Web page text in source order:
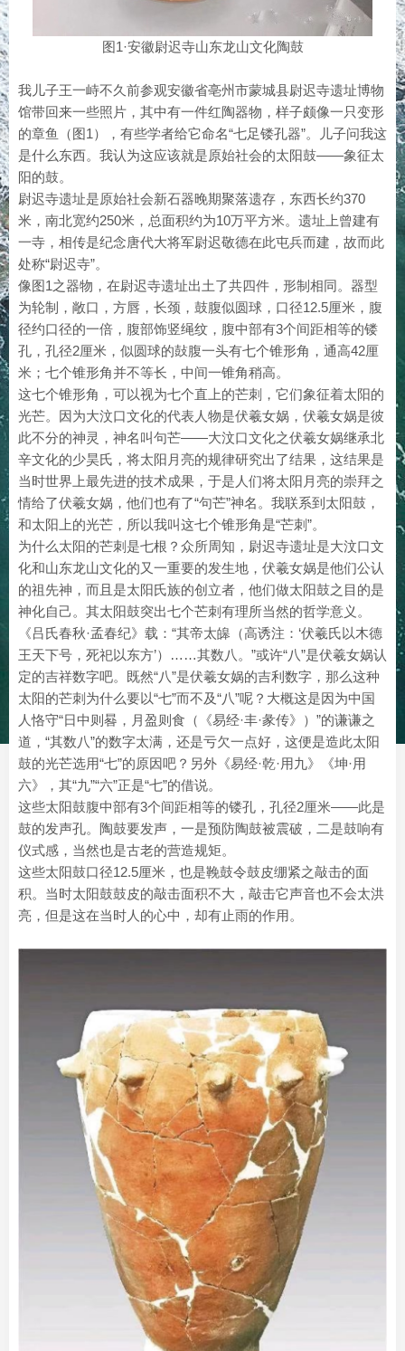
图1·安徽尉迟寺山东龙山文化陶鼓
我儿子王一峙不久前参观安徽省亳州市蒙城县尉迟寺遗址博物
馆带回来一些照片，其中有一件红陶器物，样子颇像一只变形
的章鱼（图1），有些学者给它命名“七足镂孔器”。儿子问我这
是什么东西。我认为这应该就是原始社会的太阳鼓——象征太
阳的鼓。
尉迟寺遗址是原始社会新石器晚期聚落遗存，东西长约370
米，南北宽约250米，总面积约为10万平方米。遗址上曾建有
一寺，相传是纪念唐代大将军尉迟敬德在此屯兵而建，故而此
处称“尉迟寺”。
像图1之器物，在尉迟寺遗址出土了共四件，形制相同。器型
为轮制，敞口，方唇，长颈，鼓腹似圆球，口径12.5厘米，腹
径约口径的一倍，腹部饰竖绳纹，腹中部有3个间距相等的镂
孔，孔径2厘米，似圆球的鼔腹一头有七个锥形角，通高42厘
米；七个锥形角并不等长，中间一锥角稍高。
这七个锥形角，可以视为七个直上的芒刺，它们象征着太阳的
光芒。因为大汶口文化的代表人物是伏羲女娲，伏羲女娲是彼
此不分的神灵，神名叫句芒——大汶口文化之伏羲女娲继承北
辛文化的少昊氏，将太阳月亮的规律研究出了结果，这结果是
当时世界上最先进的技术成果，于是人们将太阳月亮的崇拜之
情给了伏羲女娲，他们也有了“句芒”神名。我联系到太阳鼓，
和太阳上的光芒，所以我叫这七个锥形角是“芒刺”。
为什么太阳的芒刺是七根？众所周知，尉迟寺遗址是大汶口文
化和山东龙山文化的又一重要的发生地，伏羲女娲是他们公认
的祖先神，而且是太阳氏族的创立者，他们做太阳鼓之目的是
神化自己。其太阳鼓突出七个芒刺有理所当然的哲学意义。
《吕氏春秋·孟春纪》载：“其帝太皞（高诱注：‘伏羲氏以木德
王天下号，死祀以东方’）……其数八。”或许“八”是伏羲女娲认
定的吉祥数字吧。既然“八”是伏羲女娲的吉利数字，那么这种
太阳的芒刺为什么要以“七”而不及“八”呢？大概这是因为中国
人恪守“日中则晷，月盈则食（《易经·丰·彖传》）”的谦谦之
道，“其数八”的数字太满，还是亏欠一点好，这便是造此太阳
鼓的光芒选用“七”的原因吧？另外《易经·乾·用九》《坤·用
六》，其“九”“六”正是“七”的借说。
这些太阳鼓腹中部有3个间距相等的镂孔，孔径2厘米——此是
鼓的发声孔。陶鼓要发声，一是预防陶鼓被震破，二是鼓响有
仪式感，当然也是古老的营造规矩。
这些太阳鼓口径12.5厘米，也是鞔鼓令鼓皮绷紧之敲击的面
积。当时太阳鼓鼓皮的敲击面积不大，敲击它声音也不会太洪
亮，但是这在当时人的心中，却有止雨的作用。